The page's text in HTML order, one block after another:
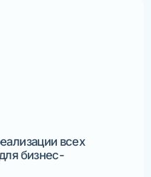
всех
бизнес-